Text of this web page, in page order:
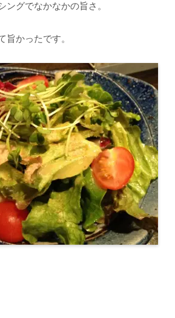
ングでなかなかの旨さ。
旨かったです。